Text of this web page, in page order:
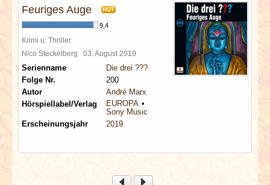
Feuriges Auge HOT
9,4
Krimi u. Thriller
Nico Steckelberg 03. August 2019
Serienname
Die drei ???
Folge Nr.
200
Autor
André Marx
Hörspiellabel/Verlag
EUROPA
Sony Music
Erscheinungsjahr
2019